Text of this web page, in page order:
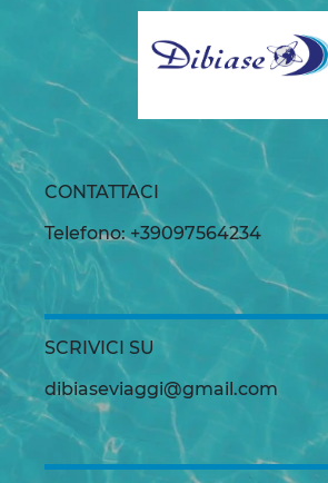
CONTATTACI
Telefono: +39097564234
SCRIVICI SU
dibiaseviaggi@gmail.com